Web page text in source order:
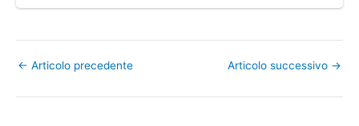
← Articolo precedente Articolo successivo →